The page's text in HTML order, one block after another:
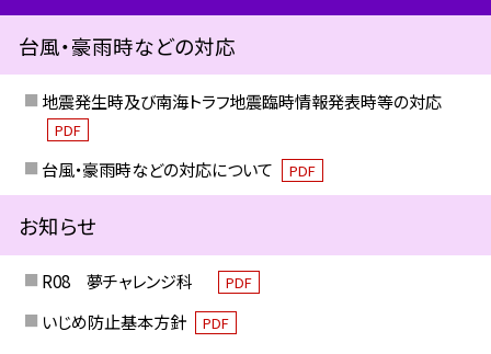
台風・豪雨時などの対応
地震発生時及び南海トラフ地震臨時情報発表時等の対応
PDF
台風・豪雨時などの対応について PDF
お知らせ
R08 夢チャレンジ科 PDF
いじめ防止基本方針 PDF